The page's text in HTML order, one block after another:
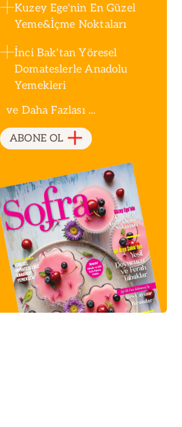
Kuzey Ege'nin En Güzel
Yeme&İçme Noktaları
İnci Bak'tan Yöresel
Domateslerle Anadolu
Yemekleri
ve Daha Fazlası ...
ABONE OL